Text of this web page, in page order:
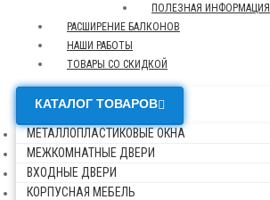
ПОЛЕЗНАЯ ИНФОРМАЦИЯ
РАСШИРЕНИЕ БАЛКОНОВ
НАШИ РАБОТЫ
ТОВАРЫ СО СКИДКОЙ
КАТАЛОГ ТОВАРОВ
МЕТАЛЛОПЛАСТИКОВЫЕ ОКНА
МЕЖКОМНАТНЫЕ ДВЕРИ
ВХОДНЫЕ ДВЕРИ
КОРПУСНАЯ МЕБЕЛЬ